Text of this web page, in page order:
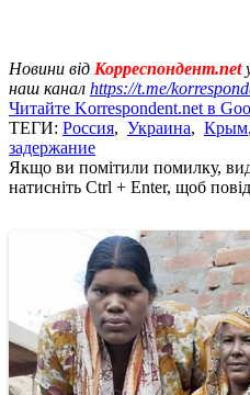
Новини від Корреспондент.net
наш канал https://t.me/
Читайте Korrespondent.net в
ТЕГИ: Россия, Украина, Крым
задержание
Якщо ви помітили помилку,
натисніть Ctrl + Enter, щоб